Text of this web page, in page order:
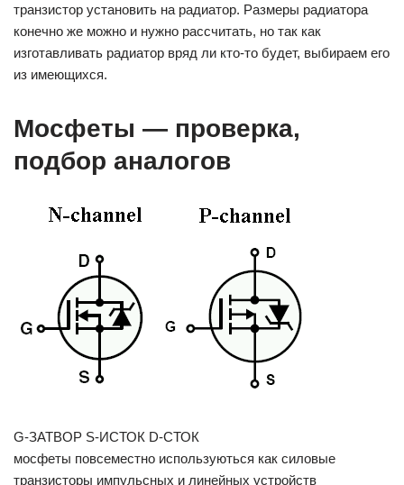
транзистор установить на радиатор. Размеры радиатора
конечно же можно и нужно рассчитать, но так как
изготавливать радиатор вряд ли кто-то будет, выбираем его
из имеющихся.
Мосфеты — проверка,
подбор аналогов
G-ЗАТВОР S-ИСТОК D-СТОК
мосфеты повсеместно используються как силовые
транзисторы импульсных и линейных устройств